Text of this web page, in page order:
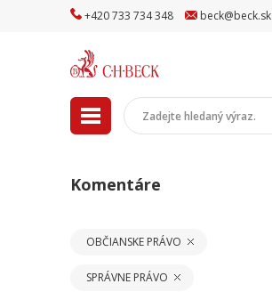
+420733 734348 beck@beck.sk
Komentáre
OBČIANSKE PRÁVO
SPRÁVNE PRÁVO